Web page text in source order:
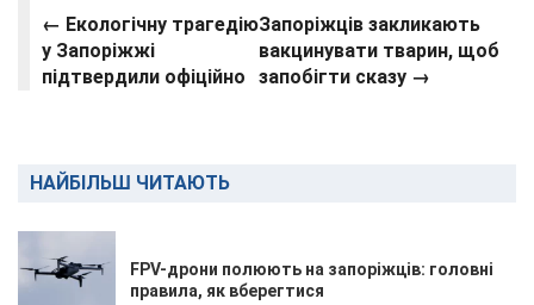
← Екологічну трагедію
у Запоріжжі
підтвердили офіційно
Запоріжців закликають
вакцинувати тварин, щоб
запобігти сказу →
НАЙБІЛЬШ ЧИТАЮТЬ
FPV-дрони полюють на запоріжців: головні
правила, як вберегтися